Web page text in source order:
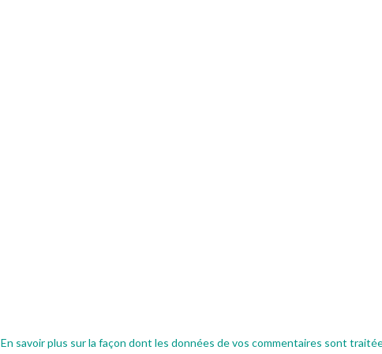
En savoir plus sur la façon dont les données de vos commentaires sont